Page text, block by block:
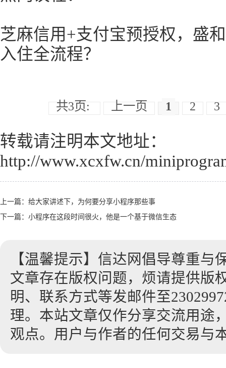
芝麻信用+支付宝预授权，盛
入住全流程？
共3页: 上一页 1 2 3
转载请注明本文地址：
http://www.xcxfw.cn/
上一篇： 给大家讲述下，为何要分享小程序那些事
下一篇： 小程序在这段时间很火，他是一个基于微信生态
【温馨提示】信达网倡导尊重与
文章存在版权问题，烦请提供版
明、联系方式等发邮件至
理。本站文章仅作分享交流用途
观点。用户与作者的任何交易与